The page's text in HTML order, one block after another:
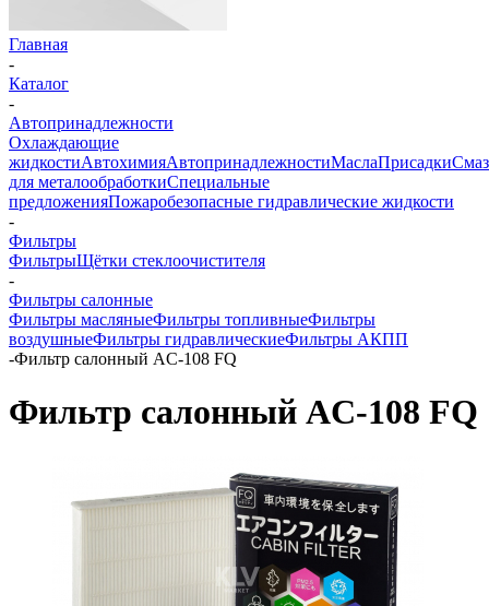
Главная
-
Каталог
-
Автопринадлежности
Охлаждающие
жидкостиАвтохимияАвтопринадлежностиМаслаПрисадки
для металообработкиСпециальные
предложенияПожаробезопасные гидравлические жидкости
-
Фильтры
ФильтрыЩётки стеклоочистителя
-
Фильтры салонные
Фильтры масляныеФильтры топливныеФильтры
воздушныеФильтры гидравлическиеФильтры АКПП
-Фильтр салонный AC-108 FQ
Фильтр салонный AC-108 FQ